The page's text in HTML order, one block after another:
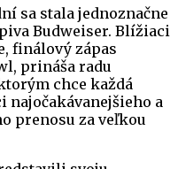
sa stala jednoznačne
Budweiser. Blížiaci
finálový zápas
prináša radu
chce každá
a
prenosu za veľkou